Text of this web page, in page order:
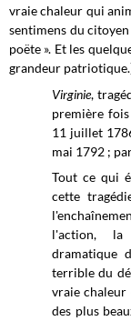
vraie chaleur qui
sentimens du
poëte ». Et les
grandeur
Virginie,
première
11 juillet
mai 1792 ;
Tout ce qui
cette
l'action, la
dramatique
terrible du
vraie
des plus